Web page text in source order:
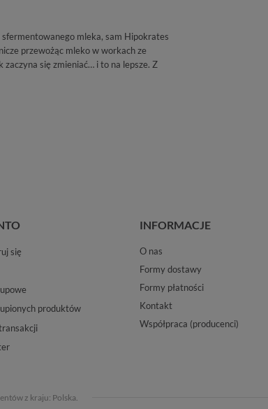
sfermentowanego mleka, sam Hipokrates
przewożąc mleko w workach ze
zaczyna się zmieniać… i to na lepsze. Z
się
produktów
INFORMACJE
O nas
Formy dostawy
Formy płatności
Kontakt
Współpraca (producenci)
z kraju: Polska.